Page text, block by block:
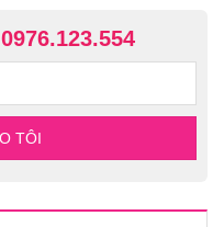
0976.123.554